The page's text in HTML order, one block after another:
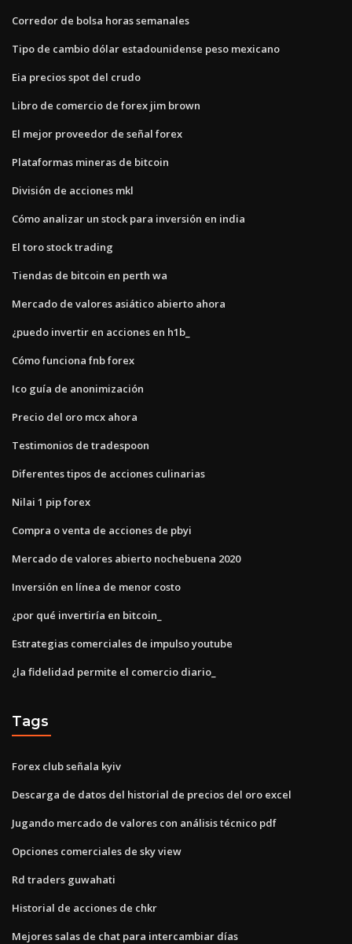
Corredor de bolsa horas semanales
Tipo de cambio dólar estadounidense peso mexicano
Eia precios spot del crudo
Libro de comercio de forex jim brown
El mejor proveedor de señal forex
Plataformas mineras de bitcoin
División de acciones mkl
Cómo analizar un stock para inversión en india
El toro stock trading
Tiendas de bitcoin en perth wa
Mercado de valores asiático abierto ahora
¿puedo invertir en acciones en h1b_
Cómo funciona fnb forex
Ico guía de anonimización
Precio del oro mcx ahora
Testimonios de tradespoon
Diferentes tipos de acciones culinarias
Nilai 1 pip forex
Compra o venta de acciones de pbyi
Mercado de valores abierto nochebuena 2020
Inversión en línea de menor costo
¿por qué invertiría en bitcoin_
Estrategias comerciales de impulso youtube
¿la fidelidad permite el comercio diario_
Tags
Forex club señala kyiv
Descarga de datos del historial de precios del oro excel
Jugando mercado de valores con análisis técnico pdf
Opciones comerciales de sky view
Rd traders guwahati
Historial de acciones de chkr
Mejores salas de chat para intercambiar días